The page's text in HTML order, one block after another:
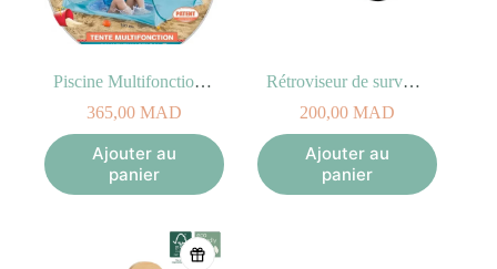
Piscine Multifonction Baleine
365,00 MAD
Ajouter au
panier
Rétroviseur de surveillance – Miroir de sécurité
200,00 MAD
Ajouter au
panier